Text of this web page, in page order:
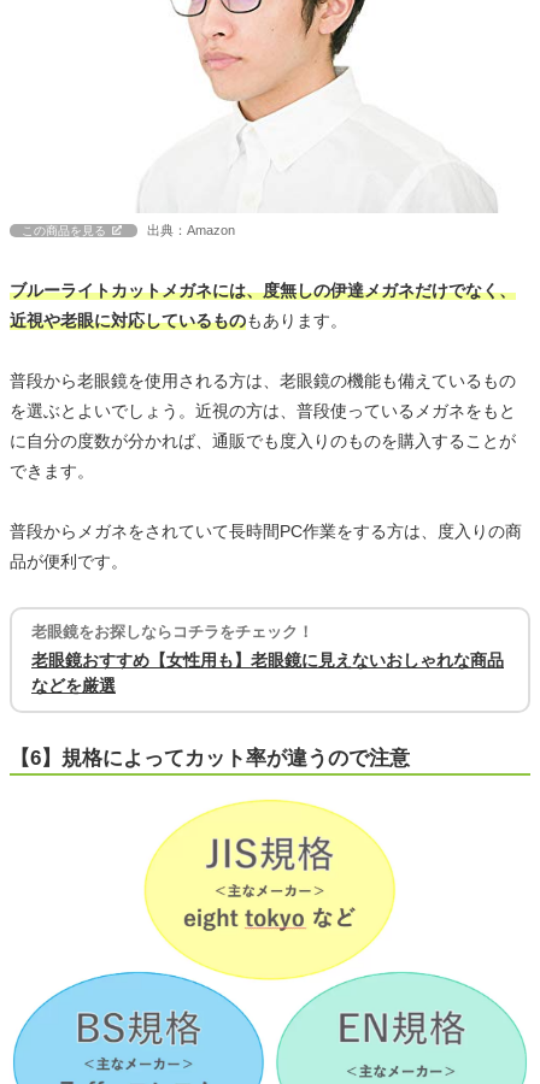
この商品を見る 出典：Amazon
ブルーライトカットメガネには、度無しの伊達メガネだけでなく、
近視や老眼に対応しているものもあります。
普段から老眼鏡を使用される方は、老眼鏡の機能も備えているもの
を選ぶとよいでしょう。近視の方は、普段使っているメガネをもと
に自分の度数が分かれば、通販でも度入りのものを購入することが
できます。
普段からメガネをされていて長時間PC作業をする方は、度入りの商
品が便利です。
老眼鏡をお探しならコチラをチェック！
老眼鏡おすすめ【女性用も】老眼鏡に見えないおしゃれな商品
などを厳選
【6】規格によってカット率が違うので注意